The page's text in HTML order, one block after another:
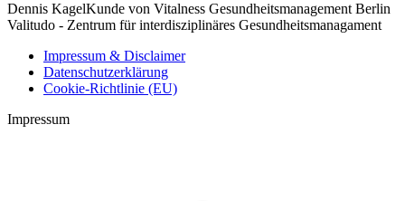
Dennis KagelKunde von Vitalness Gesundheitsmanagement Berlin
Valitudo - Zentrum für interdisziplinäres Gesundheitsmanagament
Impressum & Disclaimer
Datenschutzerklärung
Cookie-Richtlinie (EU)
Impressum